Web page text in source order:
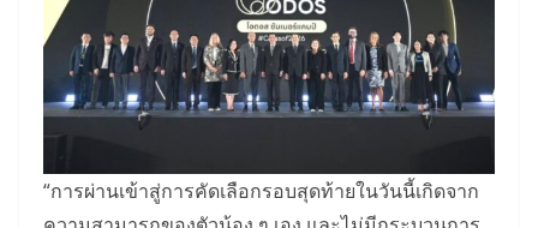
​“การผ่านเข้าสู่การคัดเลือกรอบสุดท้ายในวันนี้เกิดจาก